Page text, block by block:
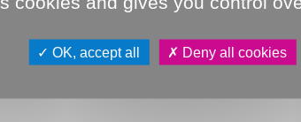
Esra Ercan, conseillère métropolitaine
il faut bien les traiter. La question de
OK, accept all Deny all cookies